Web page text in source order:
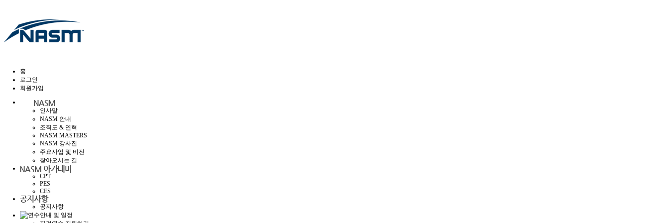
홈
로그인
회원가입
인사말
NASM 안내
조직도 & 연혁
NASM MASTERS
NASM 강사진
주요사업 및 비전
찾아오시는 길
CPT
PES
CES
공지사항